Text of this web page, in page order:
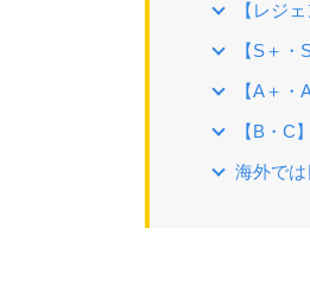
【レジ
【S＋
【A＋
【B・C
海外では